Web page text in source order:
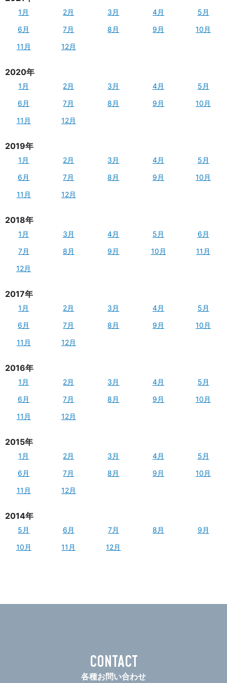
1月 2月 3月 4月
5月
6月
7月 8月 9月
10月
11月
12月
2020年
1月 2月 3月 4月
5月
6月
7月 8月 9月
10月
11月
12月
2019年
1月 2月 3月 4月
5月
6月
7月 8月 9月
10月
11月
12月
2018年
1月 3月 4月 5月
6月
7月
8月 9月 10月
11月
12月
2017年
1月 2月 3月 4月
5月
6月
7月 8月 9月
10月
11月
12月
2016年
1月 2月 3月 4月
5月
6月
7月 8月 9月
10月
11月
12月
2015年
1月 2月 3月 4月
5月
6月
7月 8月 9月
10月
11月
12月
2014年
5月 6月 7月 8月
9月
10月
11月 12月
CONTACT
各種お問い合わせ